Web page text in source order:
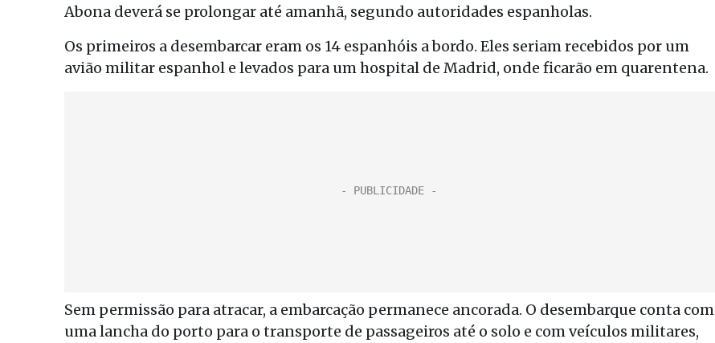
Abona deverá se prolongar até amanhã, segundo autoridades espanholas.
Os primeiros a desembarcar eram os 14 espanhóis a bordo. Eles seriam recebidos por um
avião militar espanhol e levados para um hospital de Madrid, onde ficarão em quarentena.
Sem permissão para atracar, a embarcação permanece ancorada. O desembarque conta com
uma lancha do porto para o transporte de passageiros até o solo e com veículos militares,